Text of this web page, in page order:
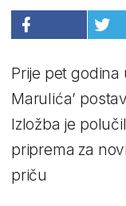
Prije pet godina
Marulića’
Izložba je
priprema za
priču